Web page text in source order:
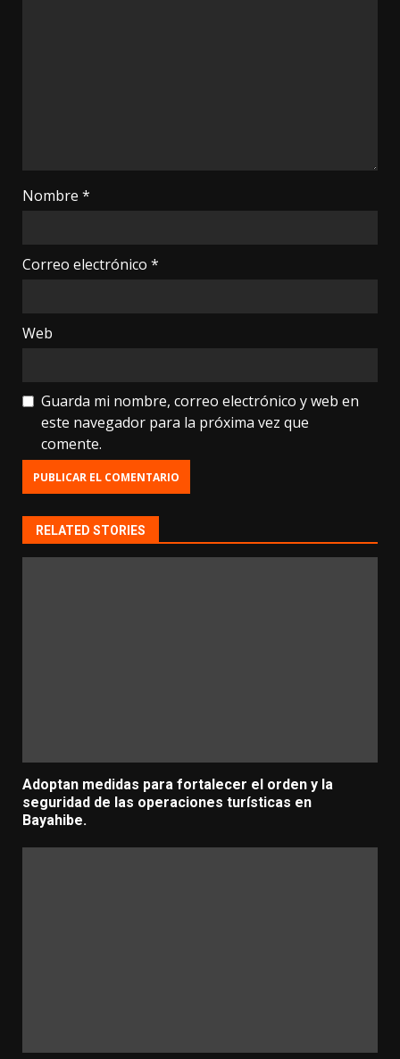
Nombre *
Correo electrónico *
Web
Guarda mi nombre, correo electrónico y web en
este navegador para la próxima vez que
comente.
RELATED STORIES
Adoptan medidas para fortalecer el orden y la
seguridad de las operaciones turísticas en
Bayahibe.